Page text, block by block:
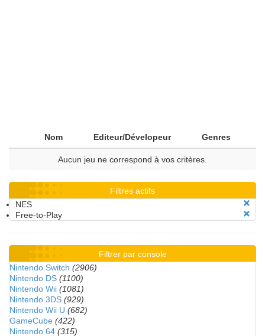
Nom Editeur/Dévelopeur Genres
Aucun jeu ne correspond à vos critères.
Filtres actifs
NES
Free-to-Play
Filtrer par console
Nintendo Switch (2906)
Nintendo DS (1100)
Nintendo Wii (1081)
Nintendo 3DS (929)
Nintendo Wii U (682)
GameCube (422)
Nintendo 64 (315)